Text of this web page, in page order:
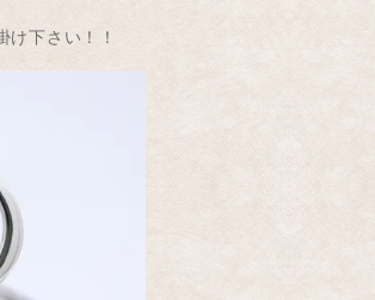
下さい！！